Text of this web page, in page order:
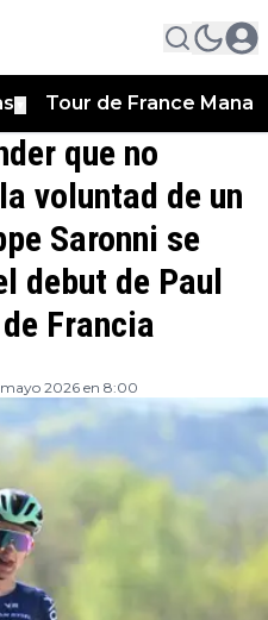
Tour de France
que no
voluntad de un
Saronni se
debut de Paul
Francia
2026 en 8:00